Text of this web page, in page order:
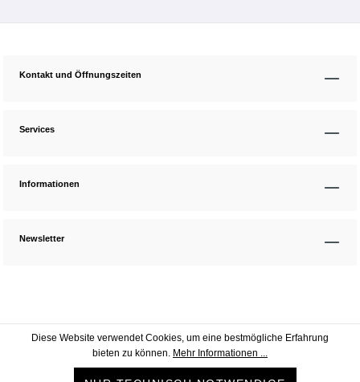
Kontakt und Öffnungszeiten
Services
Informationen
Newsletter
Diese Website verwendet Cookies, um eine bestmögliche Erfahrung
bieten zu können. Mehr Informationen ...